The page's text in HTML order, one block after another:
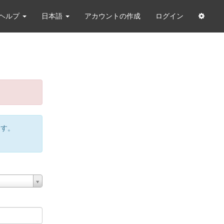
ルプ 日本語 アカウントの作成 ログイン
。